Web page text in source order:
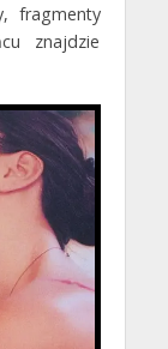
fragmenty
znajdzie